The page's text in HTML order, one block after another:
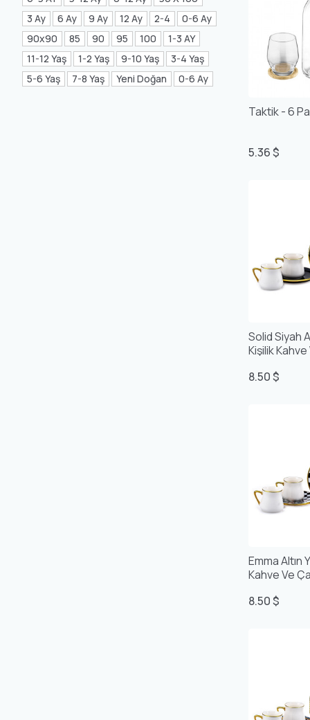
Mea Concept(20)
GLORIA Home
(21)
3 Ay
6 Ay 9 Ay 12 Ay 2-4
0-6 Ay
90x90
85 90 95 100
1-3 AY
11-12 Yaş
1-2 Yaş 9-10 Yaş
3-4 Yaş
5-6 Yaş
7-8 Yaş Yeni Doğan 0-6 Ay
Taktik - 6
5.36 $
Solid Siyah
Kişilik Kahve
8.50 $
Emma Altın
Kahve Ve
8.50 $